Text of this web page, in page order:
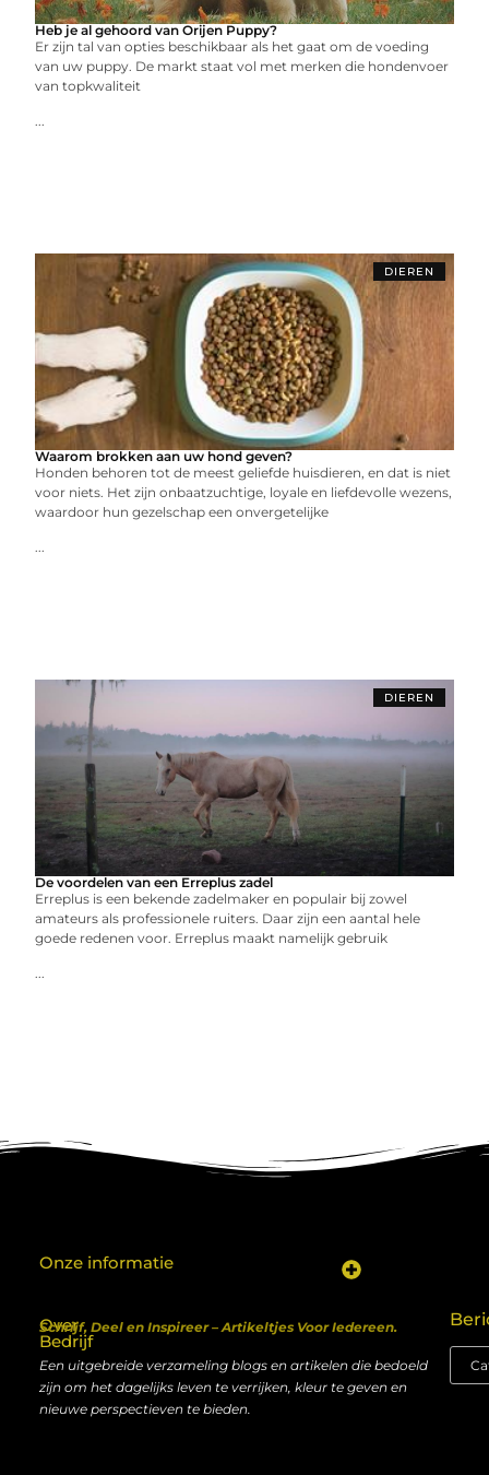
Heb je al gehoord van Orijen Puppy?
Er zijn tal van opties beschikbaar als het gaat om de voeding
van uw puppy. De markt staat vol met merken die hondenvoer
van topkwaliteit
...
DIEREN
Waarom brokken aan uw hond geven?
Honden behoren tot de meest geliefde huisdieren, en dat is niet
voor niets. Het zijn onbaatzuchtige, loyale en liefdevolle wezens,
waardoor hun gezelschap een onvergetelijke
...
DIEREN
De voordelen van een Erreplus zadel
Erreplus is een bekende zadelmaker en populair bij zowel
amateurs als professionele ruiters. Daar zijn een aantal hele
goede redenen voor. Erreplus maakt namelijk gebruik
...
Over
Bedrijf
Schrijf, Deel en Inspireer – Artikeltjes Voor Iedereen.
Een uitgebreide verzameling blogs en artikelen die bedoeld
zijn om het dagelijks leven te verrijken, kleur te geven en
nieuwe perspectieven te bieden.
Onze informatie